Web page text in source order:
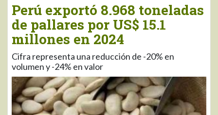
Perú exportó 8.968 toneladas
de pallares por US$ 15.1
millones en 2024
Cifra representa una reducción de -20% en
volumen y -24% en valor